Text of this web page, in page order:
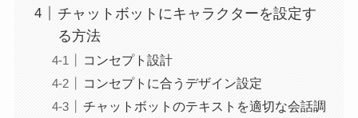
チャットボットにキャラクターを設定す
る方法
コンセプト設計
コンセプトに合うデザイン設定
チャットボットのテキストを適切な会話調